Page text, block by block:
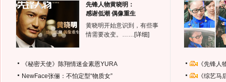
先锋人物黄晓明：
感谢低潮 偶像重生
黄晓明开始意识到，有些事
情需要改变。…… [详细]
《秘密天使》陈翔情迷金素恩YURA
NewFace张俪：不怕定型“物质女”
《先锋
《综艺